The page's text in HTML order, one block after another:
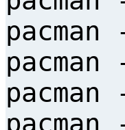
pacman